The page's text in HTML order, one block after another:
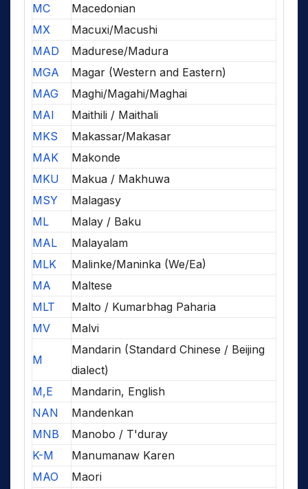
MC
Macedonian
MX
Macuxi/Macushi
MAD
Madurese/Madura
MGA
Magar (Western and Eastern)
MAG
Maghi/Magahi/Maghai
MAI
Maithili / Maithali
MKS
Makassar/Makasar
MAK
Makonde
MKU
Makua / Makhuwa
MSY
Malagasy
ML
Malay / Baku
MAL
Malayalam
MLK
Malinke/Maninka (We/Ea)
MA
Maltese
MLT
Malto / Kumarbhag Paharia
MV
Malvi
M
Mandarin (Standard Chinese / Beijing
dialect)
M,E
Mandarin, English
NAN
Mandenkan
MNB
Manobo / T'duray
K-M
Manumanaw Karen
MAO
Maori